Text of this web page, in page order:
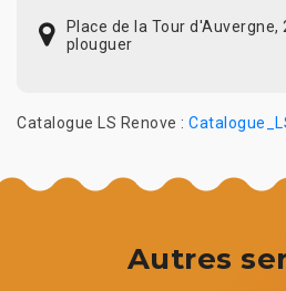
Place de la Tour d'Auvergne,
plouguer
Catalogue LS Renove :
Autres